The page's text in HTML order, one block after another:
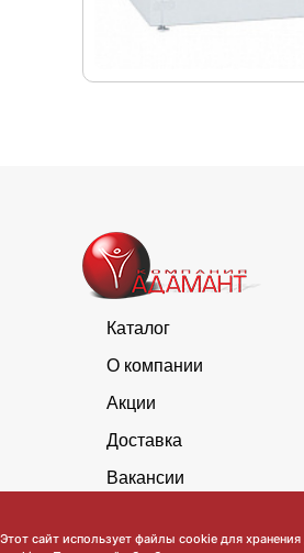
Каталог
О компании
Акции
Доставка
Вакансии
Этот сайт использует файлы cookie для